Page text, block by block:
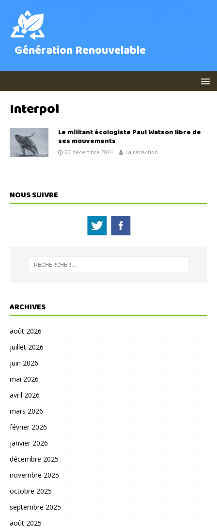
Génération Renouvelable
Interpol
Le militant écologiste Paul Watson libre de
ses mouvements
20 décembre 2024 La rédaction
NOUS SUIVRE
ARCHIVES
août 2026
juillet 2026
juin 2026
mai 2026
avril 2026
mars 2026
février 2026
janvier 2026
décembre 2025
novembre 2025
octobre 2025
septembre 2025
août 2025